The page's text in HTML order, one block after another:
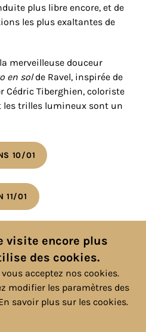
plus libre encore, et de
les plus exaltantes de
merveilleuse douceur
en solde Ravel, inspirée de
Cédric Tiberghien, coloriste
les trilles lumineux sont un
10/01
11/01
visite encore plus
des cookies.
acceptez nos cookies.
modifier les paramètres des
savoir plus sur les cookies.